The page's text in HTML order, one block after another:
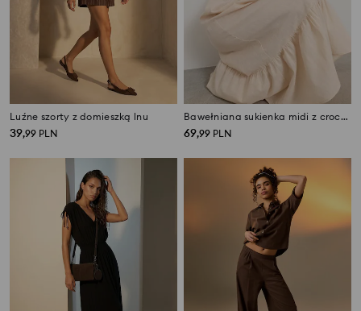
Luźne szorty z domieszką lnu
39,99 PLN
Bawełniana sukienka midi z crochetowym topem
69,99 PLN